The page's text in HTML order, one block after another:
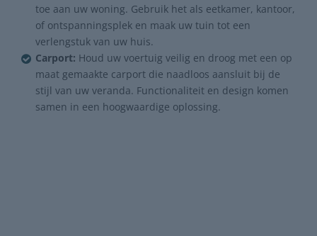
toe aan uw woning. Gebruik het als eetkamer, kantoor,
of ontspanningsplek en maak uw tuin tot een
verlengstuk van uw huis.
Carport: Houd uw voertuig veilig en droog met een op
maat gemaakte carport die naadloos aansluit bij de
stijl van uw veranda. Functionaliteit en design komen
samen in een hoogwaardige oplossing.